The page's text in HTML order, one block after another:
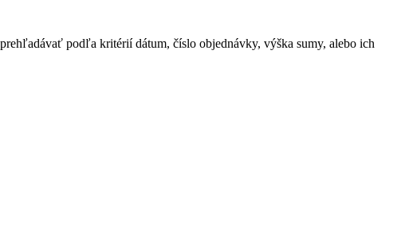
podľa kritérií dátum, číslo objednávky, výška sumy, alebo ich